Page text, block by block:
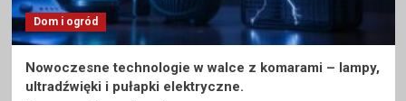
Dom i ogród
Nowoczesne technologie w walce z komarami – lampy,
ultradźwięki i pułapki elektryczne.